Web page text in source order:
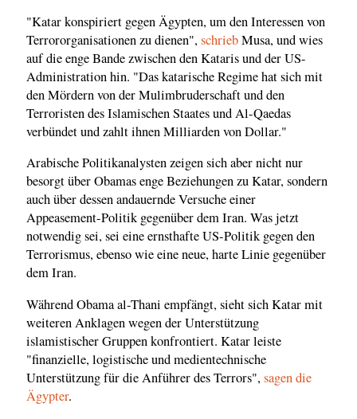
"Katar konspiriert gegen Ägypten, um den Interessen von
Terrororganisationen zu dienen",schriebMusa, und wies
auf die enge Bande zwischen den Kataris und der US-
Administration hin. "Das katarische Regime hat sich mit
den Mördern von der Mulimbruderschaft und den
Terroristen des Islamischen Staates und Al-Qaedas
verbündet und zahlt ihnen Milliarden von Dollar."
Arabische Politikanalysten zeigen sich aber nicht nur
besorgt über Obamas enge Beziehungen zu Katar, sondern
auch über dessen andauernde Versuche einer
Appeasement-Politik gegenüber dem Iran. Was jetzt
notwendig sei, sei eine ernsthafte US-Politik gegen den
Terrorismus, ebenso wie eine neue, harte Linie gegenüber
dem Iran.
Während Obama al-Thani empfängt, sieht sich Katar mit
weiteren Anklagen wegen der Unterstützung
islamistischer Gruppen konfrontiert. Katar leiste
"finanzielle, logistische und medientechnische
Unterstützung für die Anführer des Terrors",sagen die
Ägypter.